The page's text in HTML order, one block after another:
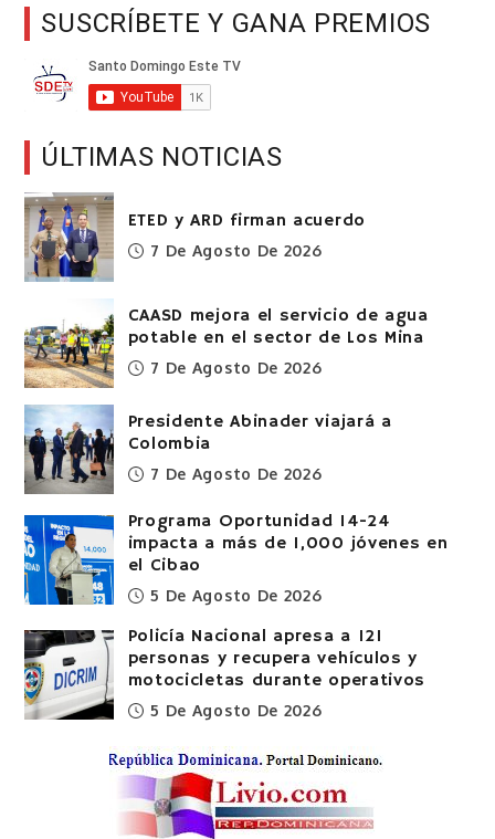
SUSCRÍBETE Y GANA PREMIOS
ÚLTIMAS NOTICIAS
ETED y ARD firman acuerdo
7 De Agosto De 2026
CAASD mejora el servicio de agua
potable en el sector de Los Mina
7 De Agosto De 2026
Presidente Abinader viajará a
Colombia
7 De Agosto De 2026
Programa Oportunidad 14-24
impacta a más de 1,000 jóvenes en
el Cibao
5 De Agosto De 2026
Policía Nacional apresa a 121
personas y recupera vehículos y
motocicletas durante operativos
5 De Agosto De 2026